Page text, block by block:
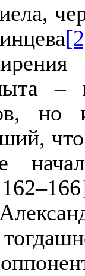
–
но